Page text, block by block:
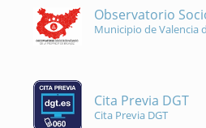
Observatorio
Municipio de Valencia
Cita Previa DGT
Cita Previa DGT